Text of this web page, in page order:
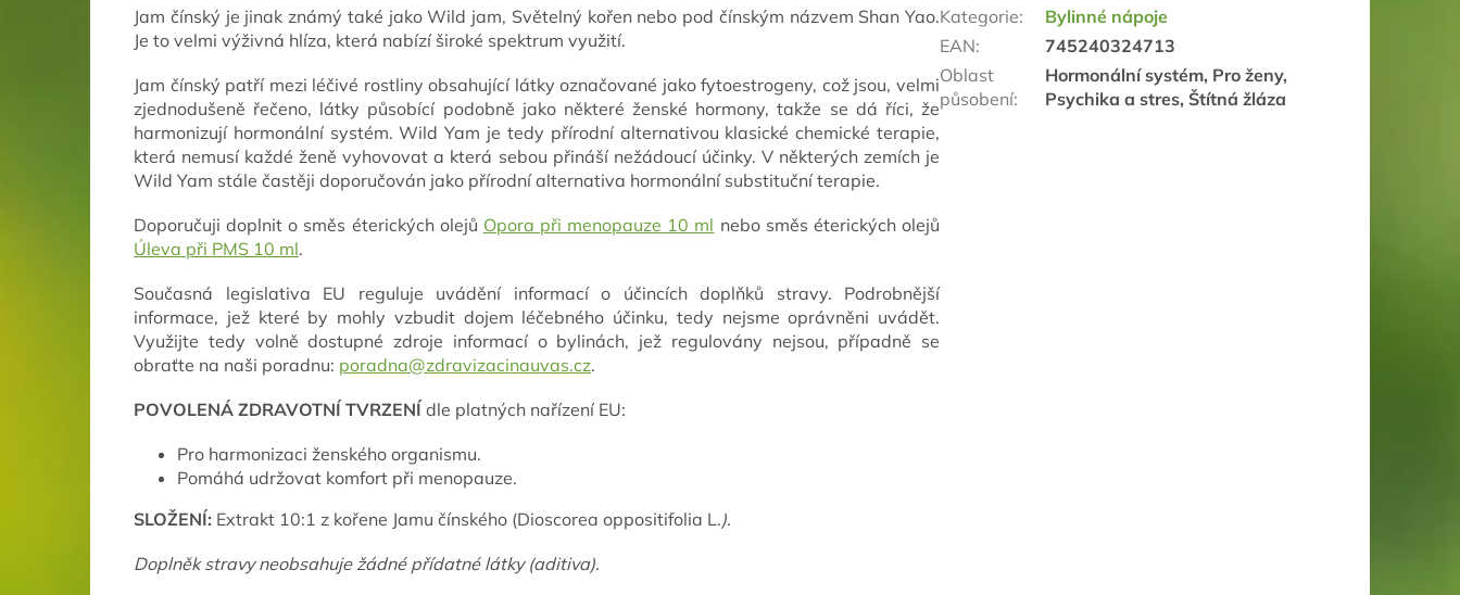
Jam čínský je jinak známý také jakoWild jam, Světelný kořennebo pod čínským názvem Shan Yao.
Je to velmi výživná hlíza, která nabízí široké spektrum využití.
Jam čínský patří mezi léčivé rostliny obsahující látky označované jako fytoestrogeny, což jsou, velmi
zjednodušeně řečeno, látky působící podobně jako některé ženské hormony, takže se dá říci, že
harmonizují hormonální systém. Wild Yam je tedy přírodní alternativou klasické chemické terapie,
která nemusí každé ženě vyhovovat a která sebou přináší nežádoucí účinky. V některých zemích je
Wild Yam stále častěji doporučován jako přírodní alternativa hormonální substituční terapie.
Doporučuji doplnit o směs éterických olejů Opora při menopauze 10 ml nebo směs éterických olejů
Úleva při PMS 10 ml.
Současná legislativa EU reguluje uvádění informací o účincích doplňků stravy. Podrobnější
informace, jež které by mohly vzbudit dojem léčebného účinku, tedy nejsme oprávněni uvádět.
Využijte tedy volně dostupné zdroje informací o bylinách, jež regulovány nejsou, případně se
obraťte na naši poradnu: poradna@zdravizacinauvas.cz.
POVOLENÁ ZDRAVOTNÍ TVRZENÍ dle platných nařízení EU:
Pro harmonizaci ženského organismu.
Pomáhá udržovat komfort při menopauze.
SLOŽENÍ: Extrakt 10:1 z kořene Jamu čínského (Dioscorea oppositifolia L.).
Doplněk stravy neobsahuje žádné přídatné látky (aditiva).
Kategorie:
Bylinné nápoje
EAN:
745240324713
Oblast
působení:
Hormonální systém, Pro ženy,
Psychika a stres, Štítná žláza